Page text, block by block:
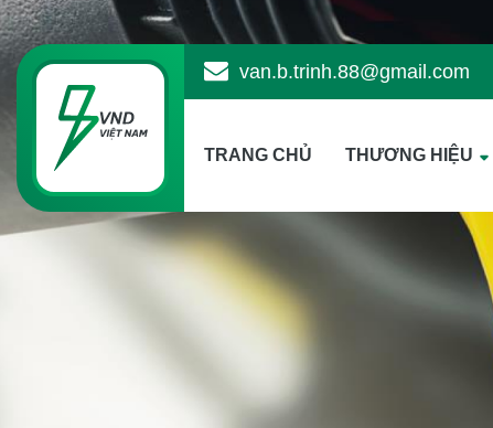
van.b.trinh.88@gmail.com
TRANG CHỦ THƯƠNG HIỆU